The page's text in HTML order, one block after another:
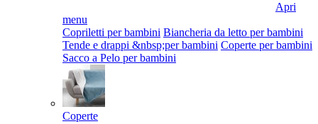
Apri
menu
Copriletti per bambini Biancheria da letto per bambini
Tende e drappi &nbsp;per bambini Coperte per bambini
Sacco a Pelo per bambini
Coperte